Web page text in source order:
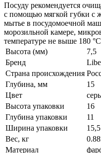
Посуду рекомендуется
с помощью мягкой губки с
мытье в посудомоечной
морозильной камере,
температуре не выше 180
Высота (мм)
7,5
Бренд
Страна происхождения
Глубина, мм
15
Цвет
Высота упаковки
16
Глубина упаковки
11
Ширина упаковки
15,5
Вес, кг
Материал